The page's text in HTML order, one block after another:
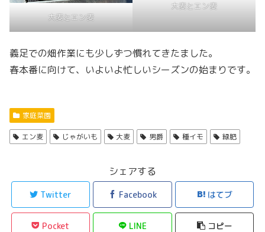
大麦とエン麦
大麦とエン麦
義足での畑作業にも少しずつ慣れてきたました。
春本番に向けて、いよいよ忙しいシーズンの始まりです。
家庭菜園
エン麦 じゃがいも 大麦 男爵 種イモ 緑肥
シェアする
Twitter Facebook はてブ
Pocket LINE コピー